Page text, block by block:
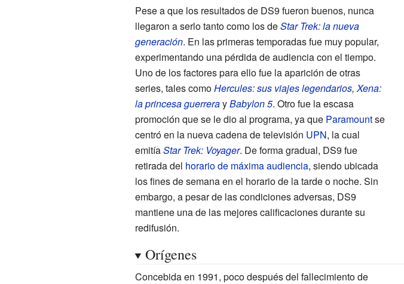
Pese a que los resultados de DS9 fueron buenos, nunca
llegaron a serlo tanto como los deStar Trek: la nueva
generación. En las primeras temporadas fue muy popular,
experimentando una pérdida de audiencia con el tiempo.
Uno de los factores para ello fue la aparición de otras
series, tales comoHercules: sus viajes legendarios, Xena:
la princesa guerrerayBabylon 5. Otro fue la escasa
promoción que se le dio al programa, ya que Paramountse
centró en la nueva cadena de televisión UPN, la cual
emitíaStar Trek: Voyager. De forma gradual, DS9 fue
retirada del horario de máxima audiencia, siendo ubicada
los fines de semana en el horario de la tarde o noche. Sin
embargo, a pesar de las condiciones adversas, DS9
mantiene una de las mejores calificaciones durante su
redifusión.
Orígenes
Concebida en 1991, poco después del fallecimiento de